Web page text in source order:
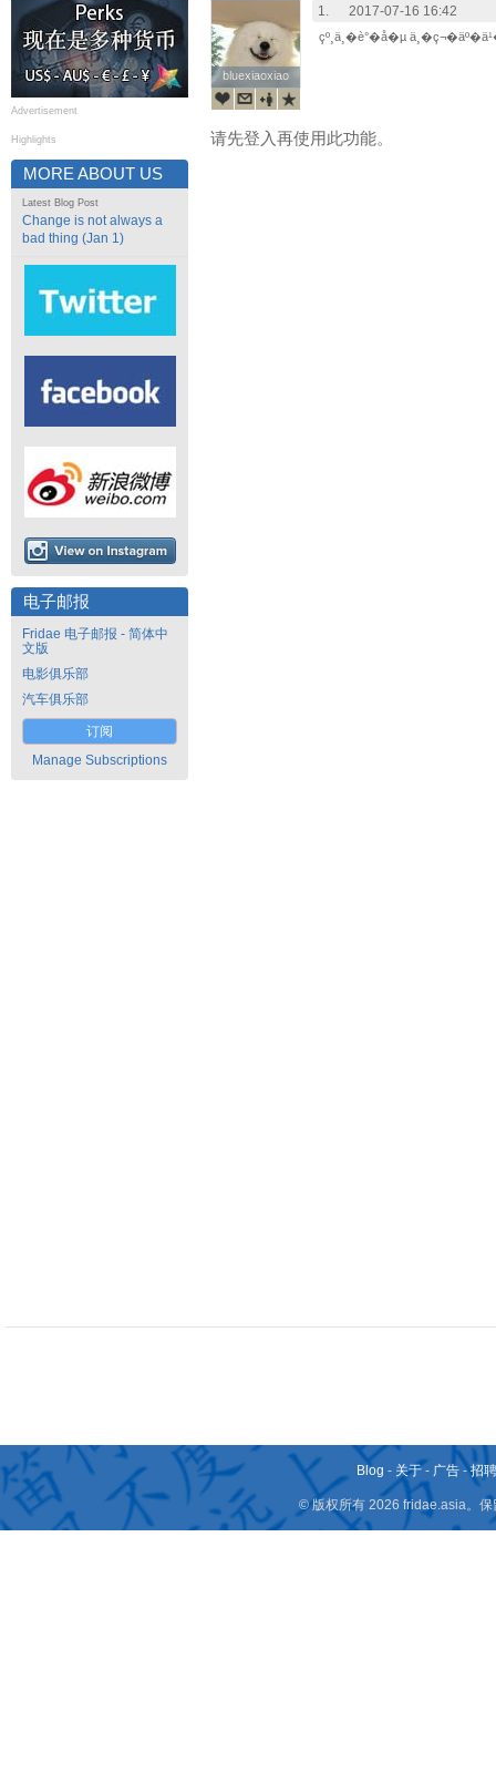
Advertisement
Highlights
MORE ABOUT US
Latest Blog Post
Change is not always a
bad thing (Jan 1)
电子邮报
Fridae 电子邮报 - 简体中
文版
电影俱乐部
汽车俱乐部
订阅
Manage Subscriptions
bluexiaoxiao
bluexiaoxiao
1. 2017-07-16 16:42
çº¸ä¸�è°�å�µ
请先登入再使用此功能。
Blog - 关于 - 广告 -招
© 版权所有 2026 fridae.asia。